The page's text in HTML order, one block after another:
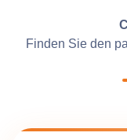
Finden Sie den